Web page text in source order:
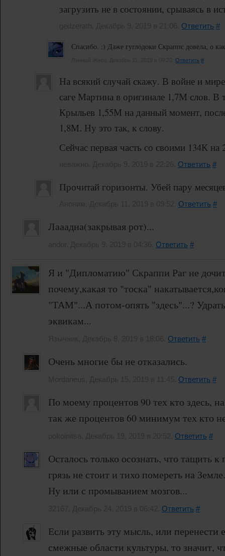
загрузить не в состоянии, срываясь в
Ответить #
Спасибо. :) Даже гуглодоки Скраппс довела, о
Ответить #
На всякий случай скажу. В войне и
саге Мартина в оригинале 1,7М слов. В
Крыльев 1,55М на данный момент,
1,8М. Ну это так, к слову.
Сейчас первая часть со своими 134К на
Ответить #
Прочитай горизонты. Убей пару
Ответить #
Лааадна(закрывая рот)...
Ответить #
Я и "Дипломатию" Скраппи Раг не
почему,какая то "тоска"
"ТАМ"...А потом-опять "здесь"...?
эквикам...
Ответить #
Очень многие бы не отказались.
Ответить #
По моему процентов 90 тех кто здесь,
так же процентов 60 минимум тех кто
Ответить #
Осталось только осознать, что тащить
грязь не стоит и тихо помереть на Земле.
Ну или с промыванием мозгов...
Ответить #
Если развить эту мысль, или перенести
смежные области культуры, то значит,